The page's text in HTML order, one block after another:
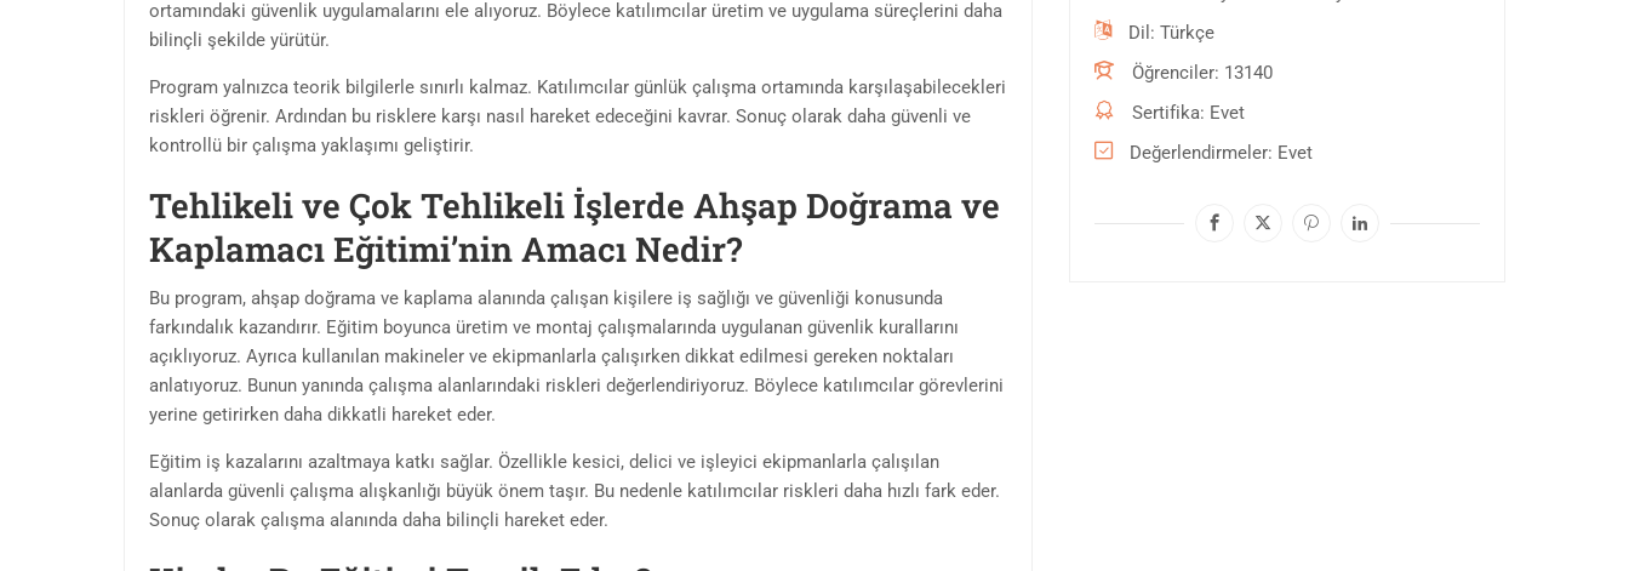
ortamındaki güvenlik uygulamalarını ele alıyoruz. Böylece katılımcılar üretim ve uygulama süreçlerini daha
bilinçli şekilde yürütür.
Program yalnızca teorik bilgilerle sınırlı kalmaz. Katılımcılar günlük çalışma ortamında karşılaşabilecekleri
riskleri öğrenir. Ardından bu risklere karşı nasıl hareket edeceğini kavrar. Sonuç olarak daha güvenli ve
kontrollü bir çalışma yaklaşımı geliştirir.
Tehlikeli ve Çok Tehlikeli İşlerde Ahşap Doğrama ve
Kaplamacı Eğitimi’nin Amacı Nedir?
Bu program, ahşap doğrama ve kaplama alanında çalışan kişilere iş sağlığı ve güvenliği konusunda
farkındalık kazandırır. Eğitim boyunca üretim ve montaj çalışmalarında uygulanan güvenlik kurallarını
açıklıyoruz. Ayrıca kullanılan makineler ve ekipmanlarla çalışırken dikkat edilmesi gereken noktaları
anlatıyoruz. Bunun yanında çalışma alanlarındaki riskleri değerlendiriyoruz. Böylece katılımcılar görevlerini
yerine getirirken daha dikkatli hareket eder.
Eğitim iş kazalarını azaltmaya katkı sağlar. Özellikle kesici, delici ve işleyici ekipmanlarla çalışılan
alanlarda güvenli çalışma alışkanlığı büyük önem taşır. Bu nedenle katılımcılar riskleri daha hızlı fark eder.
Sonuç olarak çalışma alanında daha bilinçli hareket eder.
Dil
Türkçe
Öğrenciler 13140
Sertifika Evet
Değerlendirmeler Evet